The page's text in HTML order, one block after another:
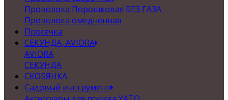
Проволока Порошковая БЕЗ ГАЗА
Проволока омедненная
Просечка
СЕКУНДА, AVIORA
AVIORA
СЕКУНДА
СКОБЯНКА
Садовый инструмент